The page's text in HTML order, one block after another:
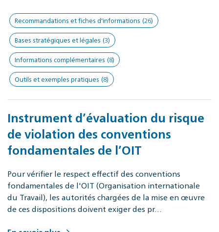
Recommandations et fiches d'informations (26)
Bases stratégiques et légales (3)
Informations complémentaires (8)
Outils et exemples pratiques (8)
Instrument d’évaluation du risque
de violation des conventions
fondamentales de l’OIT
Pour vérifier le respect effectif des conventions
fondamentales de l'OIT (Organisation internationale
du Travail), les autorités chargées de la mise en œuvre
de ces dispositions doivent exiger des pr…